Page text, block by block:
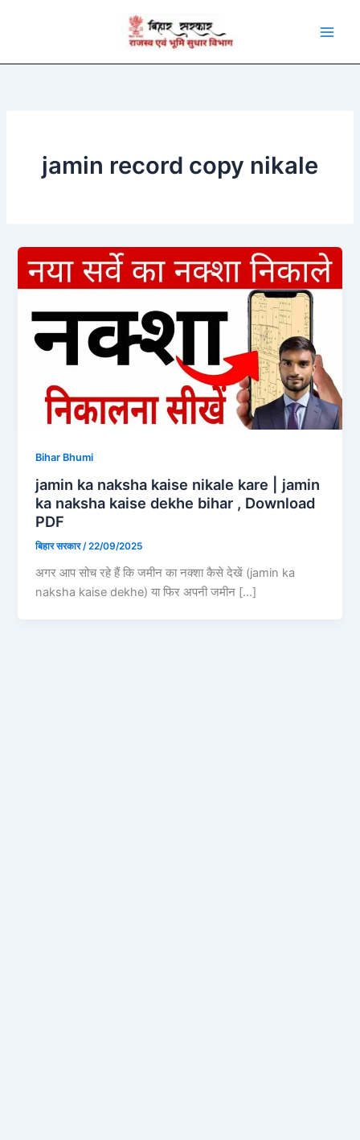
jamin record copy nikale
Bihar Bhumi
jamin ka naksha kaise nikale kare | jamin
ka naksha kaise dekhe bihar , Download
PDF
बिहार सरकार/22/09/2025
अगर आप सोच रहे हैं कि जमीन का नक्शा कैसे देखें (jamin ka
naksha kaise dekhe) या फिर अपनी जमीन […]